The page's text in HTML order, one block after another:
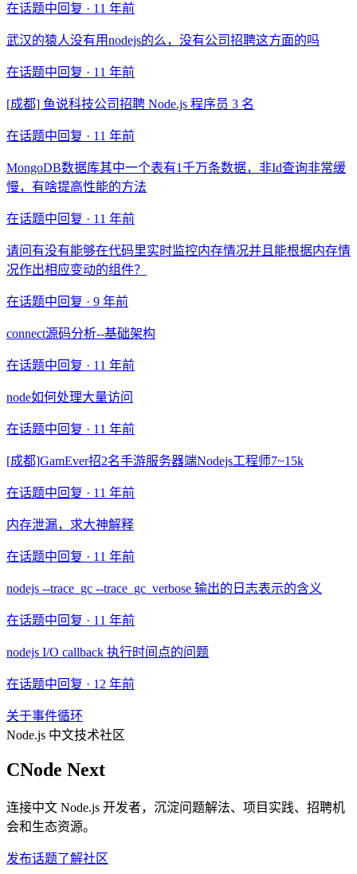
在话题中回复 · 11 年前
武汉的猿人没有用nodejs的么，没有公司招聘这方面的吗
在话题中回复 · 11 年前
[成都] 鱼说科技公司招聘 Node.js 程序员 3 名
在话题中回复 · 11 年前
MongoDB数据库其中一个表有1千万条数据，非Id查询非常缓
慢，有啥提高性能的方法
在话题中回复 · 11 年前
请问有没有能够在代码里实时监控内存情况并且能根据内存情
况作出相应变动的组件？
在话题中回复 · 9 年前
connect源码分析--基础架构
在话题中回复 · 11 年前
node如何处理大量访问
在话题中回复 · 11 年前
[成都]GamEver招2名手游服务器端Nodejs工程师7~15k
在话题中回复 · 11 年前
内存泄漏，求大神解释
在话题中回复 · 11 年前
nodejs --trace_gc --trace_gc_verbose 输出的日志表示的含义
在话题中回复 · 11 年前
nodejs I/O callback 执行时间点的问题
在话题中回复 · 12 年前
关于事件循环
Node.js 中文技术社区
CNode Next
连接中文 Node.js 开发者，沉淀问题解法、项目实践、招聘机
会和生态资源。
发布话题了解社区